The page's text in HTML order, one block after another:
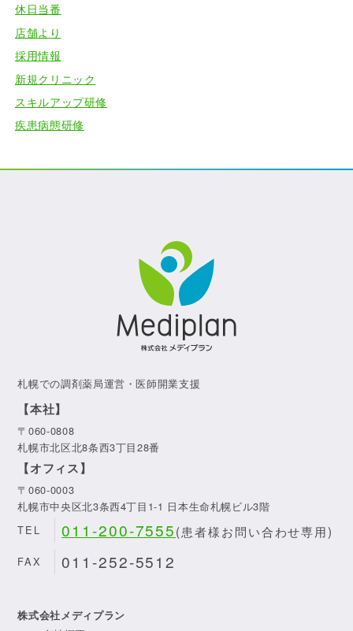
休日当番
店舗より
採用情報
新規クリニック
スキルアップ研修
疾患病態研修
札幌での調剤薬局運営・医師開業支援
【本社】
〒060-0808
札幌市北区北8条西3丁目28番
【オフィス】
〒060-0003
札幌市中央区北3条西4丁目1-1 日本生命札幌ビル3階
TEL
011-200-7555(患者様お問い合わせ専用)
FAX 011-252-5512
株式会社メディプラン